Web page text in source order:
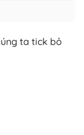
ta tick bỏ